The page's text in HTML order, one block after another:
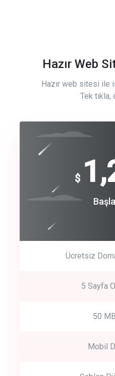
Hazır Web
Hazır web sitesi ile
Tek tıkla,
$
Ücretsiz
5 Sayfa
50
Mobil
Free
Basic